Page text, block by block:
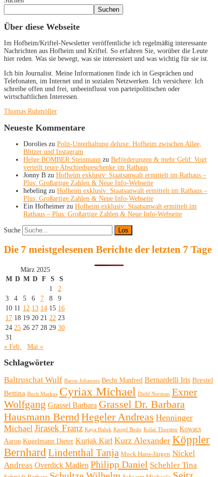
Suchen
Über diese Webseite
Im Hofheim/Kriftel-Newsletter veröffentliche ich regelmäßig interessante
Nachrichten aus Hofheim und Kriftel. So erfahren Sie, worüber die Leute
hier reden. Was sie bewegt, was sie interessiert und was wichtig für sie ist.
Ich bin Journalist. Meine Informationen finde ich in Gesprächen und
Telefonaten, im Internet und in sozialen Netzwerken. Ich versichere: Ich
schreibe offen und frei, unbeeinflusst von parteipolitischen oder
wirtschaftlichen Interessen.
Thomas Ruhmöller
Neueste Kommentare
Dorolies zu Polit-Unterhaltung deluxe: Hofheim zwischen Allee,
Blitzer und Instagram
Helge BOMBER Steinmann zu Beförderungen & mehr Geld: Vogt
verteilt teure Abschiedsgeschenke im Rathaus
Jonny B zu Hofheim exklusiv: Staatsanwalt ermittelt im Rathaus –
Plus: Großartige Zahlen & Neue Info-Webseite
hebeling zu Hofheim exklusiv: Staatsanwalt ermittelt im Rathaus –
Plus: Großartige Zahlen & Neue Info-Webseite
Ein Hofheimer zu Hofheim exklusiv: Staatsanwalt ermittelt im
Rathaus – Plus: Großartige Zahlen & Neue Info-Webseite
Suche
Die 7 meistgelesenen Berichte der letzten 7 Tage
März 2025
M D M D F S
S
1
2
3
4 5 6 7 8
9
10 11 12 13 14 15 16
17 18 19 20 21 22 23
24 25 26 27 28 29 30
31
« Feb.
Mai »
Schlagwörter
Baltruschat Wulf Baron Johannes Becht Manfred Bernardelli Iris Brestel
Bettina Buch Markus Cyriax Michael Diehl Norman Exner
Wolfgang Grassel Barbara Grassel Dr. Barbara
Hausmann BerndHegeler Andreas Henninger
Michael Jirasek Franz Kaya Haluk Knopf Bodo Kolar Thorsten Kowacs
Aaron Kugelmann Dieter Kurjak Karl Kurz Alexander Köppler
BernhardLindenthal Tanja Mock Hans-Jürgen Nickel
Andreas Overdick Madlen Philipp Daniel Schehler Tina